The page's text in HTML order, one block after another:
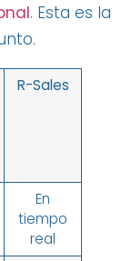
. Esta es la
R-Sales
En
tiempo
real